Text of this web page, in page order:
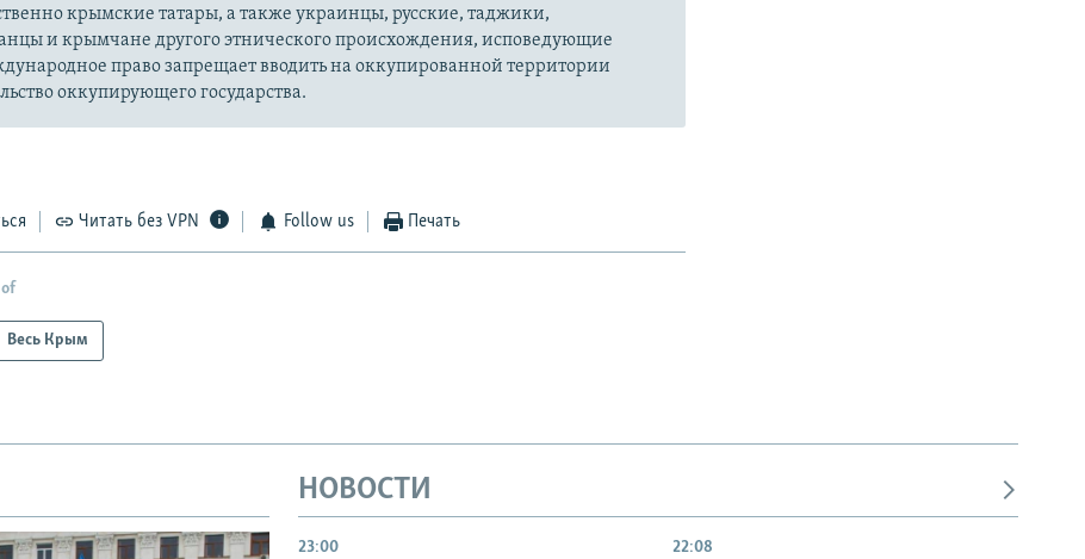
крымские татары, а также украинцы, русские, таджики,
и крымчане другого этнического происхождения, исповедующие
право запрещает вводить на оккупированной территории
оккупирующего государства.
Читать без VPN Follow us Печать
Весь Крым
НОВОСТИ
23:00 22:08